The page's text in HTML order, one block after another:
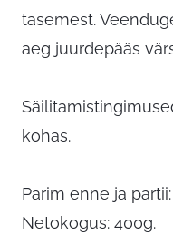
tasemest.
aeg juurdepääs
kohas.
Parim enne ja
Netokogus: 400g.